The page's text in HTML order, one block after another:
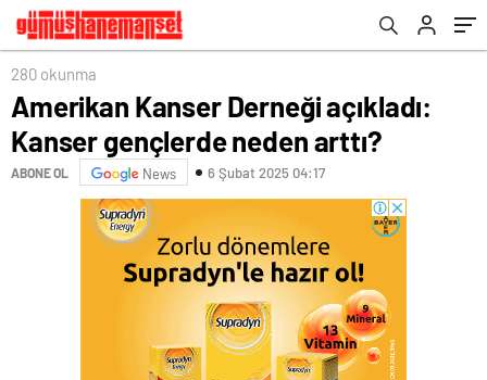
280 okunma
​Amerikan Kanser Derneği açıkladı:
Kanser gençlerde neden arttı?
ABONE OL News 6 Şubat 2025 04:17